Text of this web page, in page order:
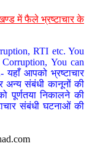
में फैले भ्रष्टाचार के
RTI etc. You
You can
यहाँ आपको भ्रष्टाचार
अन्य संबंधी कानूनों की
पूर्णतया निकालने की
संबंधी घटनाओं की